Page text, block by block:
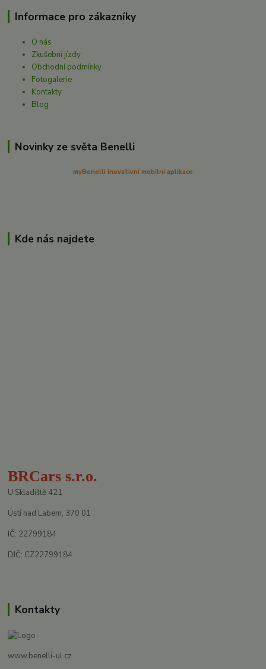
Informace pro zákazníky
O nás
Zkušební jízdy
Obchodní podmínky
Fotogalerie
Kontakty
Blog
Novinky ze světa Benelli
myBenelli inovativní mobilní aplikace
Kde nás najdete
BRCars s.r.o.
U Skladiště 421
Ústí nad Labem, 370 01
IČ: 22799184
DIČ: CZ22799184
Kontakty
www.benelli-ul.cz